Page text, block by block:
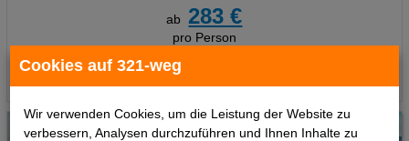
Cookies auf 321-weg
Wir verwenden Cookies, um die Leistung der Website zu
verbessern, Analysen durchzuführen und Ihnen Inhalte zu
ab
283 €
pro Person
Termine